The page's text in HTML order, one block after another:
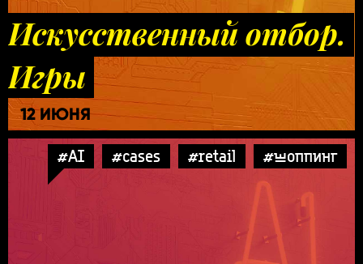
Искусственный отбор.
Игры
12 ИЮНЯ
#AI #cases #retail #шоппинг